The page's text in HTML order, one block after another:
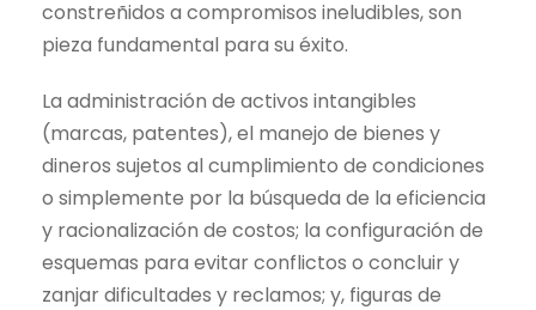
constreñidos a compromisos ineludibles, son
pieza fundamental para su éxito.
La administración de activos intangibles
(marcas, patentes), el manejo de bienes y
dineros sujetos al cumplimiento de condiciones
o simplemente por la búsqueda de la eficiencia
y racionalización de costos; la configuración de
esquemas para evitar conflictos o concluir y
zanjar dificultades y reclamos; y, figuras de